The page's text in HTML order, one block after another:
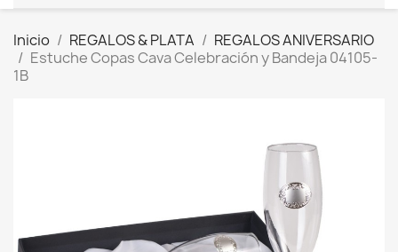
Inicio REGALOS & PLATA
REGALOS ANIVERSARIO
Estuche Copas Cava Celebración y Bandeja 04105-
1B